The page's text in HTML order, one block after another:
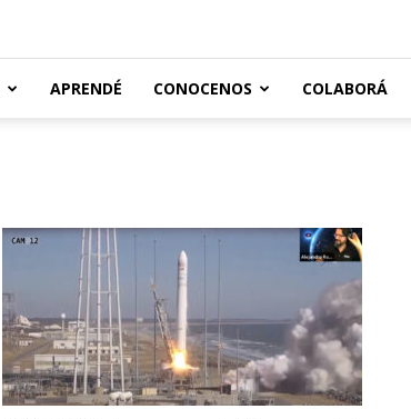
APRENDÉ CONOCENOS COLABORÁ